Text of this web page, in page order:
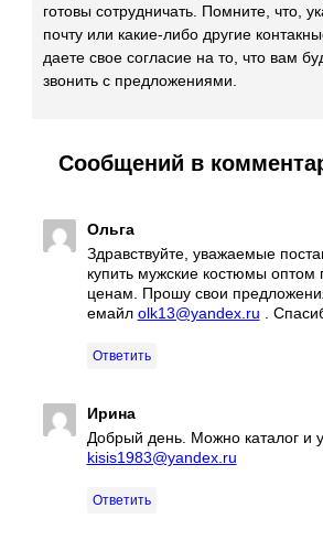
готовы сотрудничать. Помните, что,
почту или какие-либо другие
даете свое согласие на то, что вам
звонить с предложениями.
Сообщений в
Ольга
Здравствуйте, уважаемые
купить мужские костюмы оптом
ценам. Прошу свои
емайл olk13@yandex.ru .
Ответить
Ирина
Добрый день. Можно каталог и
kisis1983@yandex.ru
Ответить